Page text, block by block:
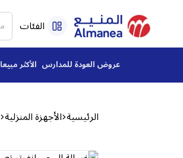
الفئات
عروض العودة للمدارس الأكثر مبيعا
الرئيسية الأجهزة المنزلية